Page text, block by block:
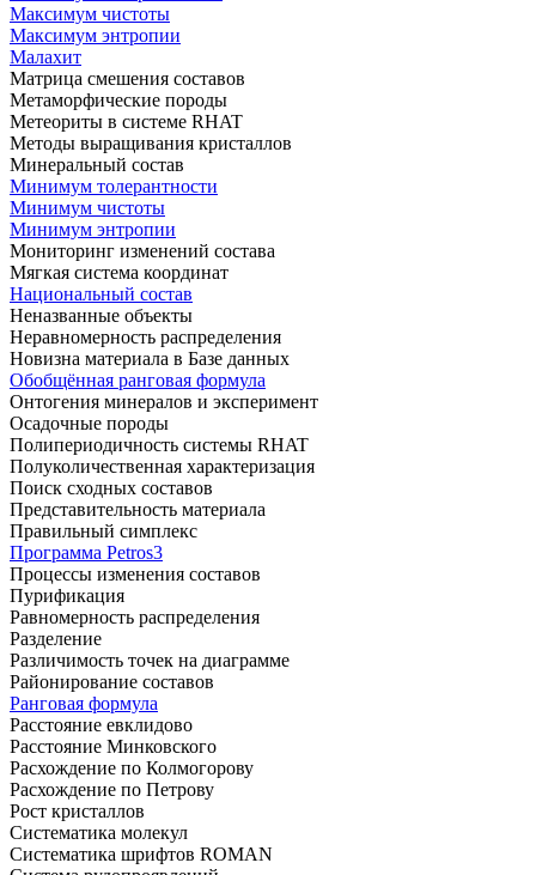
Максимум чистоты
Максимум энтропии
Малахит
Матрица смешения составов
Метаморфические породы
Метеориты в системе RHAT
Методы выращивания кристаллов
Минеральный состав
Минимум толерантности
Минимум чистоты
Минимум энтропии
Мониторинг изменений состава
Мягкая система координат
Национальный состав
Неназванные объекты
Неравномерность распределения
Новизна материала в Базе данных
Обобщённая ранговая формула
Онтогения минералов и эксперимент
Осадочные породы
Полипериодичность системы RHAT
Полуколичественная характеризация
Поиск сходных составов
Представительность материала
Правильный симплекс
Программа Petros3
Процессы изменения составов
Пурификация
Равномерность распределения
Разделение
Различимость точек на диаграмме
Районирование составов
Ранговая формула
Расстояние евклидово
Расстояние Минковского
Расхождение по Колмогорову
Расхождение по Петрову
Рост кристаллов
Систематика молекул
Систематика шрифтов ROMAN